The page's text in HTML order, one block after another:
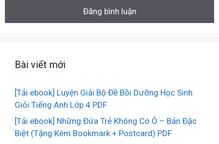
Bài viết mới
[Tải ebook] Luyện Giải Bộ Đề Bồi Dưỡng Học Sinh
Giỏi Tiếng Anh Lớp 4 PDF
[Tải ebook] Những Đứa Trẻ Không Có Ô – Bản Đặc
Biệt (Tặng Kèm Bookmark + Postcard) PDF